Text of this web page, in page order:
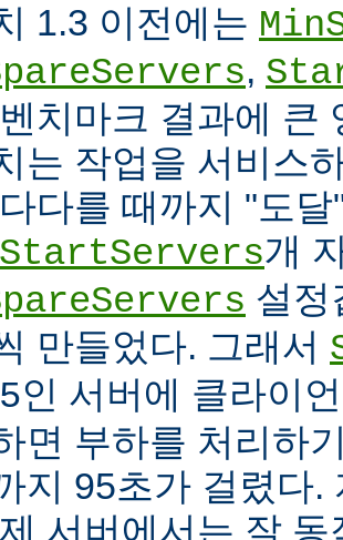
1.3 이전에는
,
치마크 결과에 큰
는 작업을 서비스
다를 때까지 "도
StartServers개
설정
만들었다. 그래서
5인 서버에 클라이
면 부하를 처리하
지 95초가 걸렸다.
서버에서는 잘